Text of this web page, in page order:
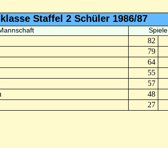
Staffel 2 Schüler 1986/87
Spiele
82
79
64
55
57
48
27